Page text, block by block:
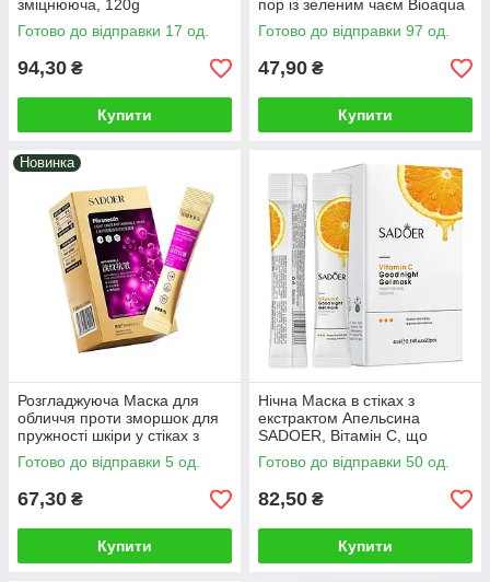
зміцнююча, 120g
Готово до відправки 17 од.
94,30 ₴
Купити
пор із зеленим чаєм Bioaqua
Green Tea Blackhead Mask,
вирівнююча тон, заспок
Готово до відправки 97 од.
47,90 ₴
Купити
Новинка
Розгладжуюча Маска для
обличчя проти зморшок для
пружності шкіри у стіках з
Фібронектином SADOER, 80г
Готово до відправки 5 од.
67,30 ₴
Купити
Нічна Маска в стіках з
екстрактом Апельсина
SADOER, Вітамін С, що
освітлює пігментацію, від
зморшок і акне, 80ml (4ml*20)
Готово до відправки 50 од.
82,50 ₴
Купити